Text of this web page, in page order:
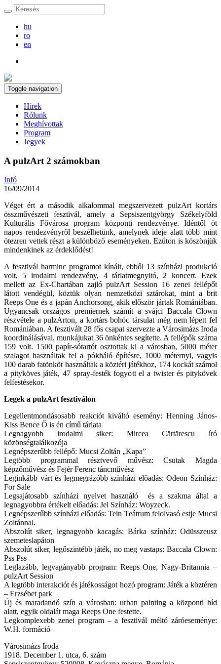
hu
ro
en
Toggle navigation
Hírek
Rólunk
Meghívottak
Program
Jegyek
A pulzArt 2 számokban
Infó
16/09/2014
Véget ért a második alkalommal megszervezett pulzArt kortárs
összművészeti fesztivál, amely a Sepsiszentgyörgy Székelyföld
Kulturális Fővárosa program központi rendezvénye. Idéntől öt
napos rendezvényről beszélhetünk, amelynek ideje alatt több mint
ötezren vettek részt a különböző eseményeken. Ezúton is köszönjük
mindenkinek az érdeklődést!
A fesztivál harminc programot kínált, ebből 13 színházi produkció
volt, 5 irodalmi rendezvény, 4 tárlatmegnyitó, 2 koncert. Ezek
mellett az Ex-Chartában zajló pulzArt Session 16 zenei fellépőt
látott vendégül, köztük olyan nemzetközi sztárokat, mint a brit
Reeps One és a japán Anchorsong, akik először jártak Romániában.
Ugyancsak országos premiernek számít a svájci Baccala Clown
részvétele a pulzArton, a kortárs bohóc társulat még nem lépett fel
Romániában. A fesztivált 28 fős csapat szervezte a Városimázs Iroda
koordinálásával, munkájukat 36 önkéntes segítette. A fellépők száma
159 volt. 1500 papír-sótartót osztottak ki a városban, 5000 méter
szalagot használtak fel a pókháló építésre, 1000 méternyi, vagyis
100 darab fatönköt használtak a köztéri játékhoz, 174 kockát számol
a pityköves játék, 47 spray-festék fogyott el a twister és pitykövek
felfestésekor.
Legek a pulzArt fesztiválon
Legellentmondásosabb reakciót kiváltó esemény: Henning János-
Kiss Bence Ő is én című tárlata
Legnagyobb irodalmi siker: Mircea Cărtărescu író
közönségtalálkozója
Legnépszerűbb fellépő: Mucsi Zoltán „Kapa”
Legtöbb programmal résztvevő művész: Csutak Magda
képzőművész és Fejér Ferenc táncművész
Leginkább várt és legmegrázóbb színházi előadás: Odeon Színház:
For Sale
Legsajátosabb színházi nyelvet használó és a szakma által a
legnagyobbra értékelt előadás: Jel Színház: Woyzeck.
Legnépszerűbb színházi előadás: Tein Teátrum felolvasó estje Mucsi
Zoltánnal.
Abszolút siker, legnagyobb kacagás: Bárka színház: Odüsszeusz
szemeteslapáton
Abszolút siker, legőszintébb játék, no meg vastaps: Baccala Clown:
Pss Pss
Leglazább, legvagányabb program: Reeps One, Nagy-Britannia –
pulzArt Session
A legtöbb interakciót és játékosságot hozó program: Játék a köztéren
– Erzsébet park
Új és maradandó szín a városban: urban painting a központi híd
alatt, egyik oldalát maga Reeps One festette.
Legkomplexebb zenei program – a fesztivál méltó záróeseménye:
W.H. formáció
Városimázs Iroda
1918. December 1. utca, 6. szám